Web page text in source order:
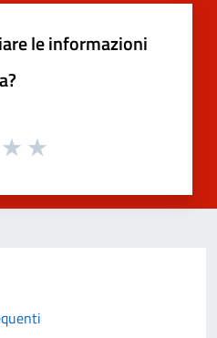
le informazioni